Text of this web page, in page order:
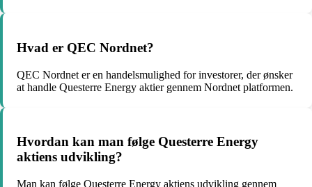
Hvad er QEC Nordnet?
QEC Nordnet er en handelsmulighed for investorer, der ønsker
at handle Questerre Energy aktier gennem Nordnet platformen.
Hvordan kan man følge Questerre Energy
aktiens udvikling?
Man kan følge Questerre Energy aktiens udvikling gennem